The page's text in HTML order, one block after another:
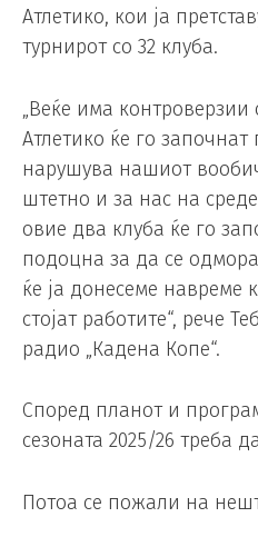
Атлетико, кои ја
турнирот со 32 клуба.
„Веќе има контроверзии
Атлетико ќе го
нарушува нашиот
штетно и за нас на
овие два клуба ќе го
подоцна за да се
ќе ја донесеме навреме
стојат работите“, рече
радио „Кадена Копе“.
Според планот и
сезоната 2025/26 треба
Потоа се пожали на